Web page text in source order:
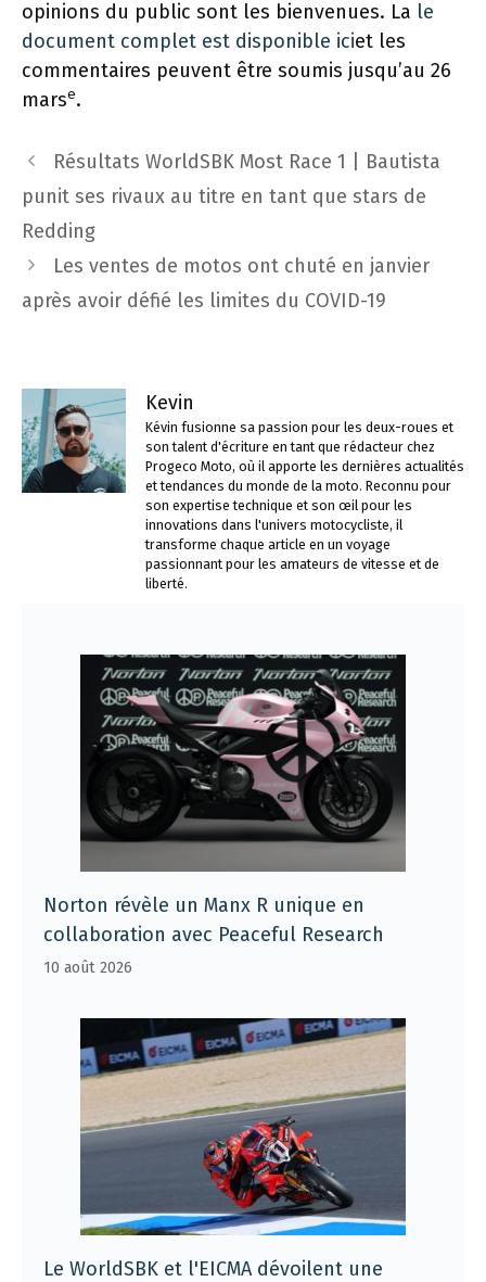
opinions du public sont les bienvenues. La le
document complet est disponible iciet les
commentaires peuvent être soumis jusqu’au 26
marse.
Navigation
des
articles
Résultats WorldSBK Most Race 1 | Bautista
punit ses rivaux au titre en tant que stars de
Redding
Les ventes de motos ont chuté en janvier
après avoir défié les limites du COVID-19
Kevin
Kévin fusionne sa passion pour les deux-roues et
son talent d'écriture en tant que rédacteur chez
Progeco Moto, où il apporte les dernières actualités
et tendances du monde de la moto. Reconnu pour
son expertise technique et son œil pour les
innovations dans l'univers motocycliste, il
transforme chaque article en un voyage
passionnant pour les amateurs de vitesse et de
liberté.
Norton révèle un Manx R unique en
collaboration avec Peaceful Research
10 août 2026
Le WorldSBK et l'EICMA dévoilent une